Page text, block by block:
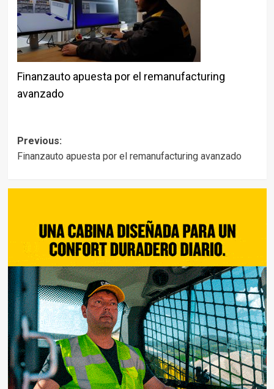
Finanzauto apuesta por el remanufacturing
avanzado
Post
navigation
Previous:
Finanzauto apuesta por el remanufacturing avanzado